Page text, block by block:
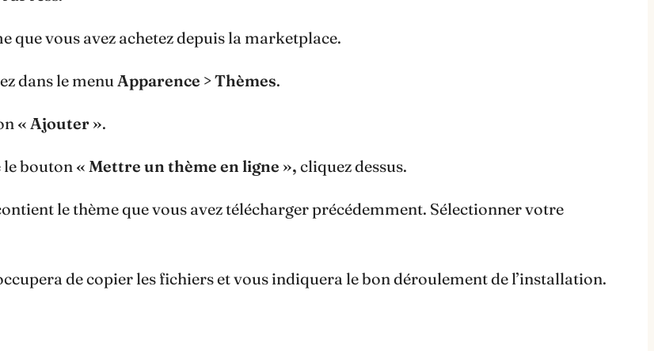
que vous avez achetez depuis la marketplace.
dans le menu Apparence > Thèmes.
« Ajouter ».
le bouton « Mettre un thème en ligne », cliquez dessus.
le thème que vous avez télécharger précédemment. Sélectionner votre
de copier les fichiers et vous indiquera le bon déroulement de l’installation.